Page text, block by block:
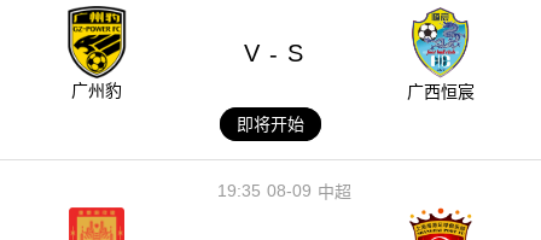
广州豹
V - S
广西恒宸
即将开始
08-09
19:35 中超